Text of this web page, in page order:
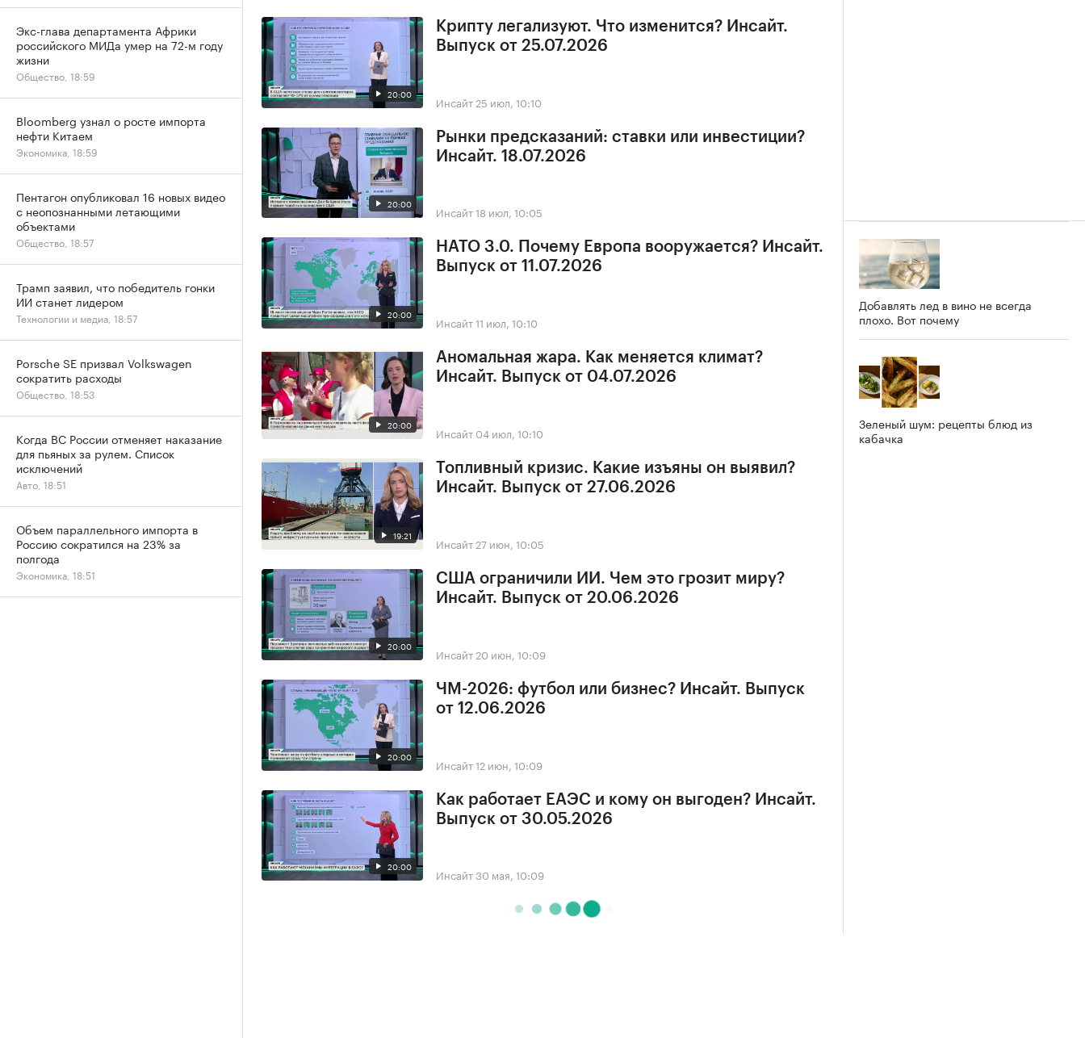
20:00
Крипту легализуют. Что изменится? Инсайт.
Выпуск от 25.07.2026
Инсайт 25 июл, 10:10
20:00
Рынки предсказаний: ставки или инвестиции?
Инсайт. 18.07.2026
Инсайт18 июл, 10:05
20:00
НАТО 3.0. Почему Европа вооружается? Инсайт.
Выпуск от 11.07.2026
Инсайт11 июл, 10:10
20:00
Аномальная жара. Как меняется климат?
Инсайт. Выпуск от 04.07.2026
Инсайт 04 июл, 10:10
19:21
Топливный кризис. Какие изъяны он выявил?
Инсайт. Выпуск от 27.06.2026
Инсайт 27 июн, 10:05
20:00
США ограничили ИИ. Чем это грозит миру?
Инсайт. Выпуск от 20.06.2026
Инсайт 20 июн, 10:09
20:00
ЧМ-2026: футбол или бизнес? Инсайт. Выпуск
от 12.06.2026
Инсайт12 июн, 10:09
20:00
Как работает ЕАЭС и кому он выгоден? Инсайт.
Выпуск от 30.05.2026
Инсайт30 мая, 10:09
Добавлять лед в вино не всегда
плохо. Вот почему
Зеленый шум: рецепты блюд из
кабачка
Экс-глава департамента Африки
российского МИДа умер на 72-м году
жизни
Общество, 18:59
Bloomberg узнал о росте импорта
нефти Китаем
Экономика, 18:59
Пентагон опубликовал 16 новых видео
с неопознанными летающими
объектами
Общество, 18:57
Трамп заявил, что победитель гонки
ИИ станет лидером
Технологии и медиа, 18:57
Porsche SE призвал Volkswagen
сократить расходы
Общество, 18:53
Когда ВС России отменяет наказание
для пьяных за рулем. Список
исключений
Авто, 18:51
Объем параллельного импорта в
Россию сократился на 23% за
полгода
Экономика, 18:51